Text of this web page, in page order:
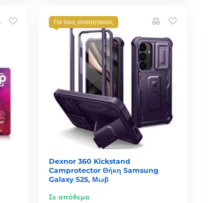
Για τους απαιτητικούς
Dexnor 360 Kickstand
Camprotector Θήκη Samsung
Galaxy S25, Μωβ
Σε απόθεμα